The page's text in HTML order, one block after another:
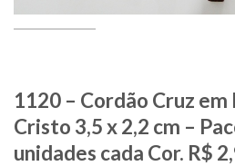
1120 – Cordão Cruz
Cristo 3,5 x 2,2 cm –
unidades cada Cor. R$